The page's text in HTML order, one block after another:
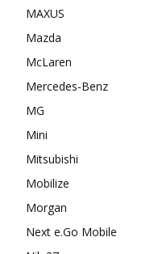
MAXUS
Mazda
McLaren
Mercedes-Benz
MG
Mini
Mitsubishi
Mobilize
Morgan
Next e.Go Mobile